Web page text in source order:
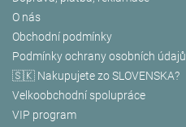
O nás
Obchodní podmínky
Podmínky ochrany osobních údajů
🇸🇰 Nakupujete zo SLOVENSKA?
Velkoobchodní spolupráce
VIP program